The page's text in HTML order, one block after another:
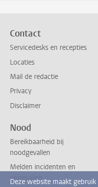
Contact
Servicedesks en recepties
Locaties
Mail de redactie
Privacy
Disclaimer
Nood
Bereikbaarheid bij
noodgevallen
Melden incidenten en
ongevallen
Deze website maakt gebruik